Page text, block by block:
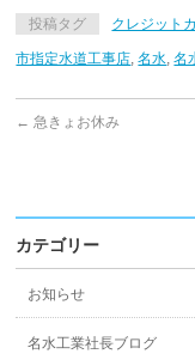
投稿タグ クレジット
市指定水道工事店,名水,名
← 急きょお休み
カテゴリー
お知らせ
名水工業社長ブログ